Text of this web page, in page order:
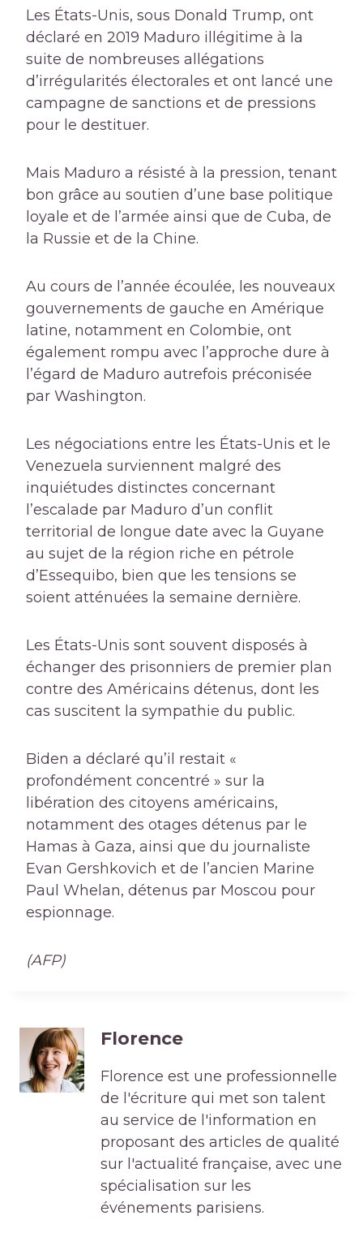
Les États-Unis, sous Donald Trump, ont
déclaré en 2019 Maduro illégitime à la
suite de nombreuses allégations
d’irrégularités électorales et ont lancé une
campagne de sanctions et de pressions
pour le destituer.
Mais Maduro a résisté à la pression, tenant
bon grâce au soutien d’une base politique
loyale et de l’armée ainsi que de Cuba, de
la Russie et de la Chine.
Au cours de l’année écoulée, les nouveaux
gouvernements de gauche en Amérique
latine, notamment en Colombie, ont
également rompu avec l’approche dure à
l’égard de Maduro autrefois préconisée
par Washington.
Les négociations entre les États-Unis et le
Venezuela surviennent malgré des
inquiétudes distinctes concernant
l’escalade par Maduro d’un conflit
territorial de longue date avec la Guyane
au sujet de la région riche en pétrole
d’Essequibo, bien que les tensions se
soient atténuées la semaine dernière.
Les États-Unis sont souvent disposés à
échanger des prisonniers de premier plan
contre des Américains détenus, dont les
cas suscitent la sympathie du public.
Biden a déclaré qu’il restait «
profondément concentré » sur la
libération des citoyens américains,
notamment des otages détenus par le
Hamas à Gaza, ainsi que du journaliste
Evan Gershkovich et de l’ancien Marine
Paul Whelan, détenus par Moscou pour
espionnage.
(AFP)
Florence
Florence est une professionnelle
de l'écriture qui met son talent
au service de l'information en
proposant des articles de qualité
sur l'actualité française, avec une
spécialisation sur les
événements parisiens.